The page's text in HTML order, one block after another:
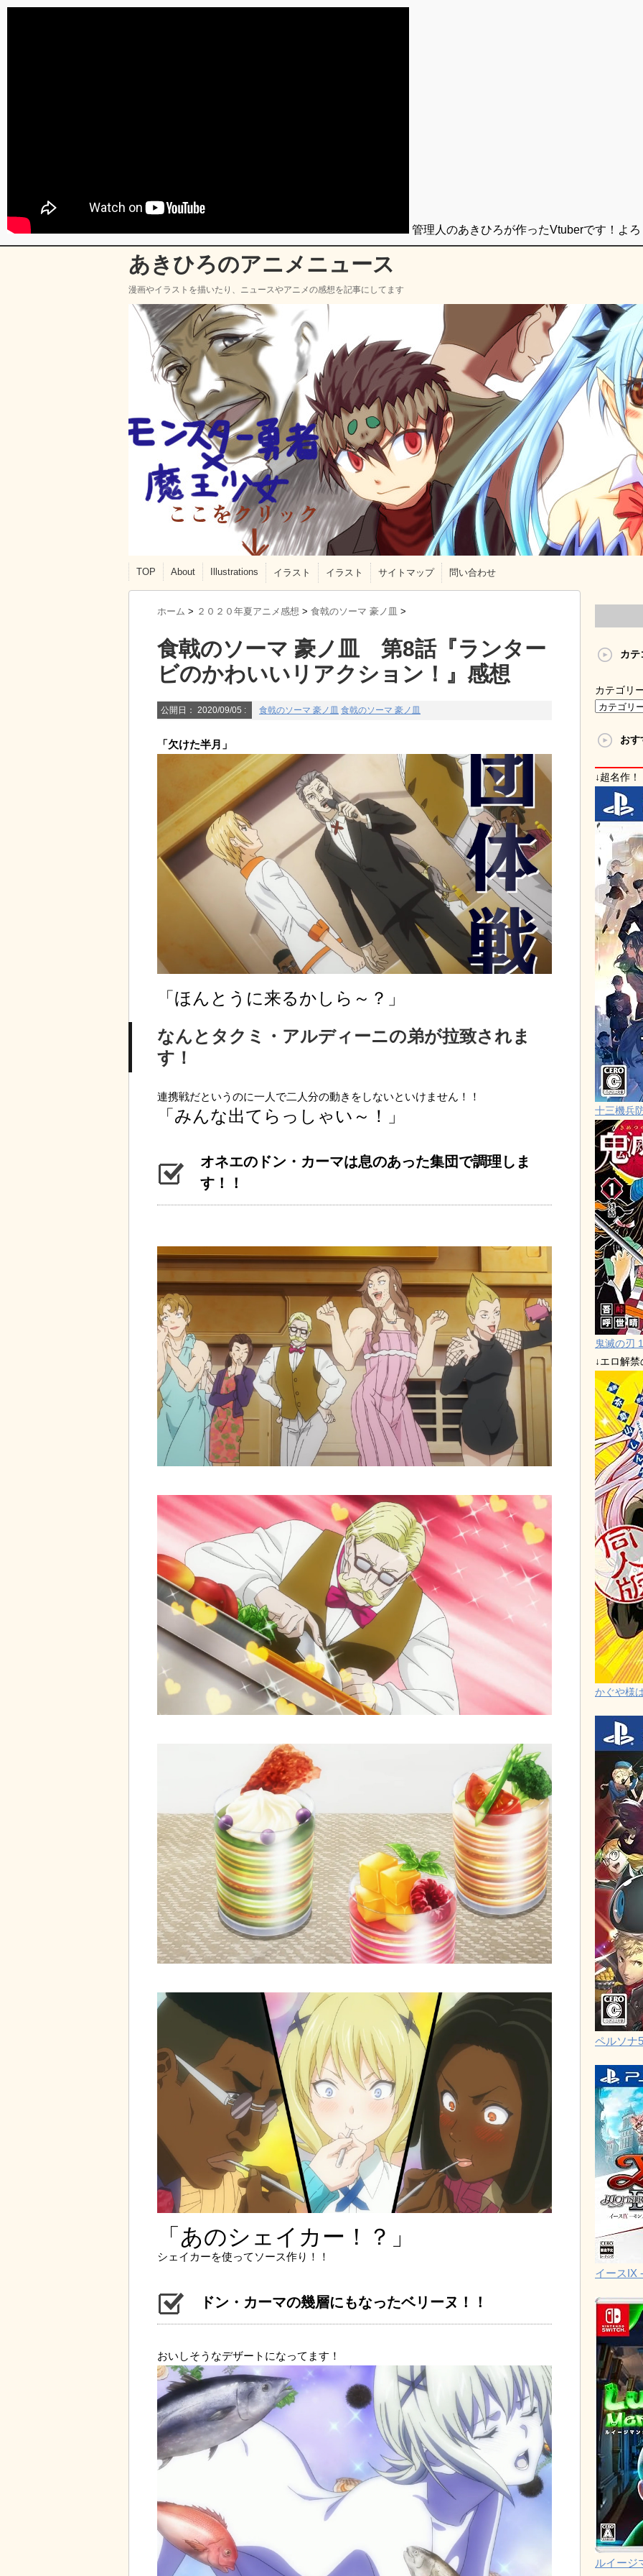
あきひろのアニメニュース
漫画やイラストを描いたり、ニュースやアニメの感想を記事にしてます
TOP About Illustrations イラスト イラスト サイトマップ 問い合わせ
ホーム > ２０２０年夏アニメ感想 > 食戟のソーマ 豪ノ皿 >
食戟のソーマ 豪ノ皿 第8話『ランター
ビのかわいいリアクション！』感想
公開日： 2020/09/05 : 食戟のソーマ 豪ノ皿 食戟のソーマ 豪ノ皿
「欠けた半月」
「ほんとうに来るかしら～？」
なんとタクミ・アルディーニの弟が拉致されま
す！
連携戦だというのに一人で二人分の動きをしないといけません！！
「みんな出てらっしゃい～！」
オネエのドン・カーマは息のあった集団で調理しま
す！！
「あのシェイカー！？」
シェイカーを使ってソース作り！！
ドン・カーマの幾層にもなったベリーヌ！！
おいしそうなデザートになってます！
カテ
カテゴリ
お
↓超名作！
十三機兵
鬼滅の刃
↓エロ解
かぐや様
ペルソナ
イースIX
ルイージ
管理人のあきひろが作ったVtuberです！よ